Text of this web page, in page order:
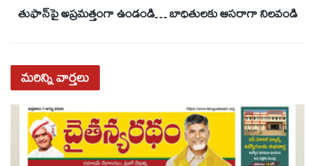
తుఫాన్‌పై అప్రమత్తంగా ఉండండి… బాధితులకు ఆసరాగా నిలవండి
మరిన్నివార్తలు